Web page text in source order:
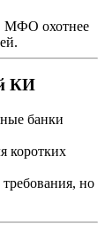
МФО охотнее
КИ
банки
коротких
требования, но